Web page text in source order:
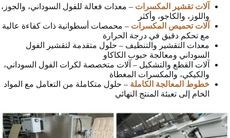
آلات تقشير المكسرات – معدات فعالة للفول السوداني، والجوز،
واللوز، والكاجو، وأكثر
آلات تحميص المكسرات – محمصات أسطوانية ذات كفاءة عالية
مع تحكم دقيق في درجة الحرارة
معدات التقشير والتنظيف – حلول متقدمة لتقشير الفول
السوداني ومعالجة حبوب الكاكاو
آلات القطع والتشكيل – آلات متخصصة لكرات الفول السوداني،
والكيكي، والمكسرات المغطاة
خطوط المعالجة الكاملة – حلول متكاملة من التعامل مع المواد
الخام إلى تعبئة المنتج النهائي